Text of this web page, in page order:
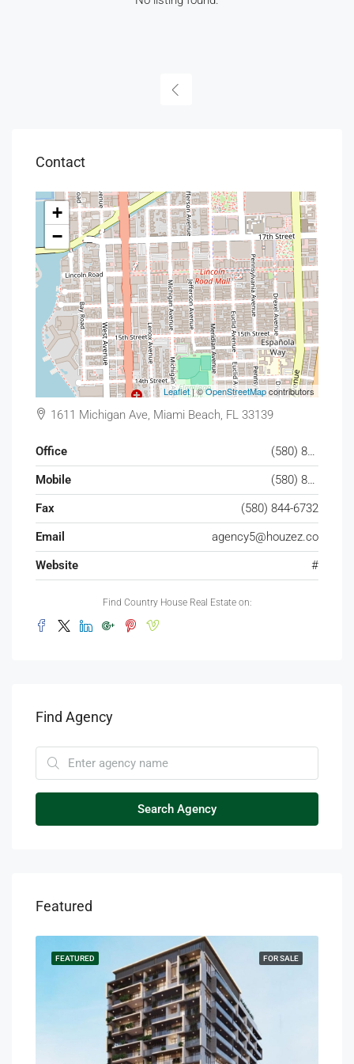
Contact
+
−
Leaflet| ©OpenStreetMapcontributors
1611 Michigan Ave, Miami Beach, FL 33139
Office
(580) 853-7390
Mobile
(580) 853-6732
Fax
(580) 844-6732
Email
agency5@houzez.co
Website
#
Find Country House Real Estate on:
Find Agency
Search Agency
Featured
FOR SALE
FEATURED